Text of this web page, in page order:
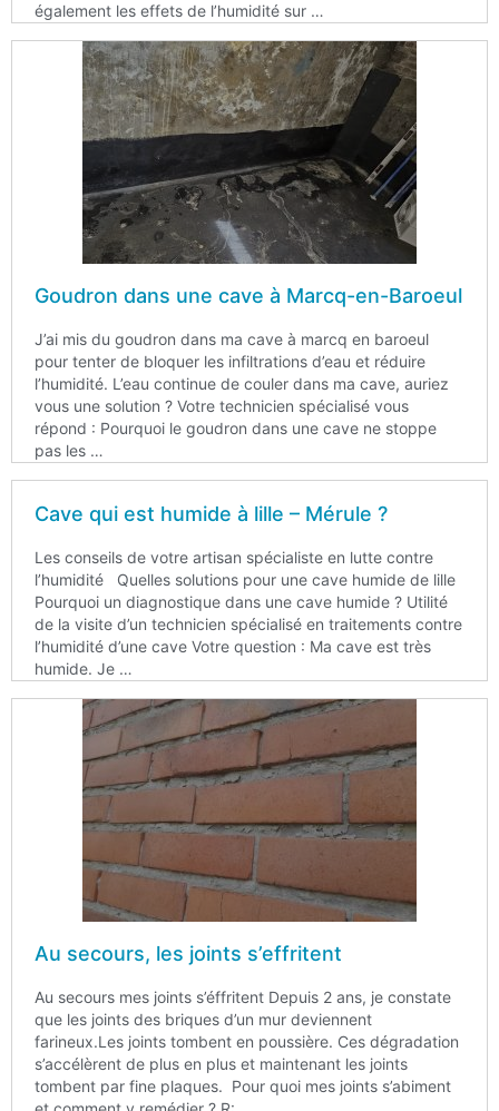
également les effets de l’humidité sur …
Goudron dans une cave à Marcq-en-Baroeul
J’ai mis du goudron dans ma cave à marcq en baroeul
pour tenter de bloquer les infiltrations d’eau et réduire
l’humidité. L’eau continue de couler dans ma cave, auriez
vous une solution ? Votre technicien spécialisé vous
répond : Pourquoi le goudron dans une cave ne stoppe
pas les …
Cave qui est humide à lille – Mérule ?
Les conseils de votre artisan spécialiste en lutte contre
l’humidité Quelles solutions pour une cave humide de lille
Pourquoi un diagnostique dans une cave humide ? Utilité
de la visite d’un technicien spécialisé en traitements contre
l’humidité d’une cave Votre question : Ma cave est très
humide. Je …
Au secours, les joints s’effritent
Au secours mes joints s’éffritent Depuis 2 ans, je constate
que les joints des briques d’un mur deviennent
farineux.Les joints tombent en poussière. Ces dégradation
s’accélèrent de plus en plus et maintenant les joints
tombent par fine plaques. Pour quoi mes joints s’abiment